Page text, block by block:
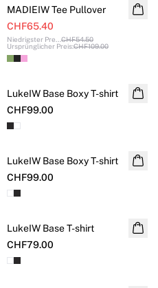
MADIEIW Tee Pullover
CHF65.40
Niedrigster Pre
CHF54.50
Ursprünglicher Preis:CHF109.00
LukeIW Base Boxy T-shirt
CHF99.00
LukeIW Base Boxy T-shirt
CHF99.00
LukeIW Base T-shirt
CHF79.00